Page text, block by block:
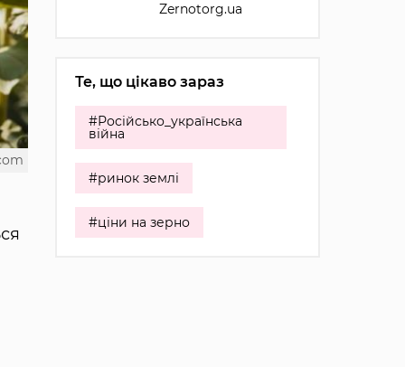
Zernotorg.ua
Те, що цікаво зараз
#Російсько_українська
війна
#ринок землі
#ціни на зерно